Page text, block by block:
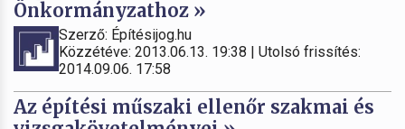
Önkormányzathoz »
Szerző: Építésijog.hu
Közzétéve: 2013.06.13. 19:38 | Utolsó frissítés:
2014.09.06. 17:58
Az építési műszaki ellenőr szakmai és